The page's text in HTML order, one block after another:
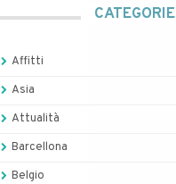
CATEGORIE
Affitti
Asia
Attualità
Barcellona
Belgio